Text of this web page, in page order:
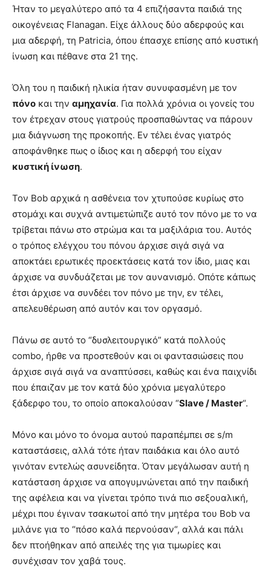
Ήταν το μεγαλύτερο από τα 4 επιζήσαντα παιδιά της
οικογένειας Flanagan. Είχε άλλους δύο αδερφούς και
μια αδερφή, τη Patricia, όπου έπασχε επίσης από κυστική
ίνωση και πέθανε στα 21 της.
Όλη του η παιδική ηλικία ήταν συνυφασμένη με τον
πόνο και την αμηχανία. Για πολλά χρόνια οι γονείς του
τον έτρεχαν στους γιατρούς προσπαθώντας να πάρουν
μια διάγνωση της προκοπής. Εν τέλει ένας γιατρός
αποφάνθηκε πως ο ίδιος και η αδερφή του είχαν
κυστική ίνωση.
Τον Bob αρχικά η ασθένεια τον χτυπούσε κυρίως στο
στομάχι και συχνά αντιμετώπιζε αυτό τον πόνο με το να
τρίβεται πάνω στο στρώμα και τα μαξιλάρια του. Αυτός
ο τρόπος ελέγχου του πόνου άρχισε σιγά σιγά να
αποκτάει ερωτικές προεκτάσεις κατά τον ίδιο, μιας και
άρχισε να συνδυάζεται με τον αυνανισμό. Οπότε κάπως
έτσι άρχισε να συνδέει τον πόνο με την, εν τέλει,
απελευθέρωση από αυτόν και τον οργασμό.
Πάνω σε αυτό το “δυσλειτουργικό” κατά πολλούς
combo, ήρθε να προστεθούν και οι φαντασιώσεις που
άρχισε σιγά σιγά να αναπτύσσει, καθώς και ένα παιχνίδι
που έπαιζαν με τον κατά δύο χρόνια μεγαλύτερο
ξάδερφο του, το οποίο αποκαλούσαν “Slave / Master“.
Μόνο και μόνο το όνομα αυτού παραπέμπει σε s/m
καταστάσεις, αλλά τότε ήταν παιδάκια και όλο αυτό
γινόταν εντελώς ασυνείδητα. Όταν μεγάλωσαν αυτή η
κατάσταση άρχισε να απογυμνώνεται από την παιδική
της αφέλεια και να γίνεται τρόπο τινά πιο σεξουαλική,
μέχρι που έγιναν τσακωτοί από την μητέρα του Bob να
μιλάνε για το “πόσο καλά περνούσαν“, αλλά και πάλι
δεν πτοήθηκαν από απειλές της για τιμωρίες και
συνέχισαν τον χαβά τους.